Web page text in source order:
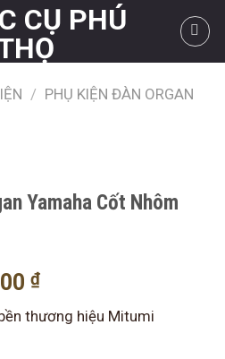
/ PHỤ KIỆN ĐÀN ORGAN
Yamaha Cốt Nhôm
là:
₫.
₫Giá
tại
thương hiệu Mitumi